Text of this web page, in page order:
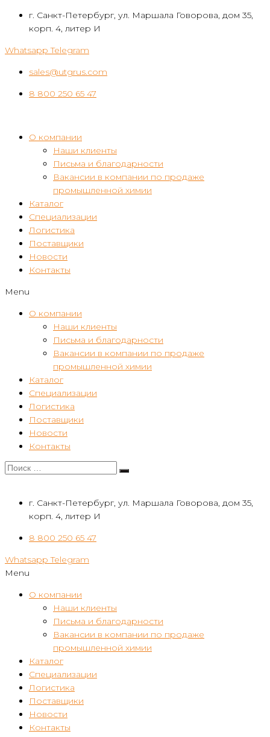
Перейтиг. Санкт-Петербург, ул. Маршала Говорова, дом 35,
корп. 4, литер И
Whatsapp Telegram
sales@utgrus.com
8 800 250 65 47
О компании
Наши клиенты
Письма и благодарности
Вакансии в компании по продаже
промышленной химии
Каталог
Специализации
Логистика
Поставщики
Новости
Контакты
Menu
О компании
Наши клиенты
Письма и благодарности
Вакансии в компании по продаже
промышленной химии
Каталог
Специализации
Логистика
Поставщики
Новости
Контакты
г. Санкт-Петербург, ул. Маршала Говорова, дом 35,
корп. 4, литер И
8 800 250 65 47
Whatsapp Telegram
Menu
О компании
Наши клиенты
Письма и благодарности
Вакансии в компании по продаже
промышленной химии
Каталог
Специализации
Логистика
Поставщики
Новости
Контакты